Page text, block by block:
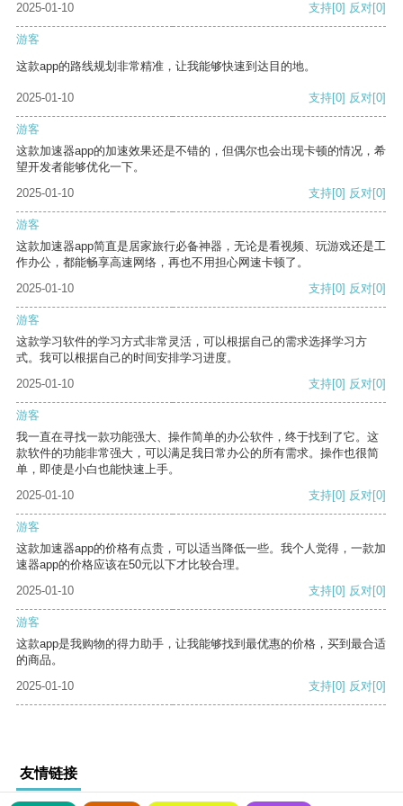
2025-01-10 支持[0] 反对[0]
游客
这款app的路线规划非常精准，让我能够快速到达目的地。
2025-01-10 支持[0] 反对[0]
游客
这款加速器app的加速效果还是不错的，但偶尔也会出现卡顿的情况，希
望开发者能够优化一下。
2025-01-10
支持[0] 反对[0]
游客
这款加速器app简直是居家旅行必备神器，无论是看视频、玩游戏还是工
作办公，都能畅享高速网络，再也不用担心网速卡顿了。
2025-01-10
支持[0] 反对[0]
游客
这款学习软件的学习方式非常灵活，可以根据自己的需求选择学习方
式。我可以根据自己的时间安排学习进度。
2025-01-10
支持[0] 反对[0]
游客
我一直在寻找一款功能强大、操作简单的办公软件，终于找到了它。这
款软件的功能非常强大，可以满足我日常办公的所有需求。操作也很简
单，即使是小白也能快速上手。
2025-01-10
支持[0] 反对[0]
游客
这款加速器app的价格有点贵，可以适当降低一些。我个人觉得，一款加
速器app的价格应该在50元以下才比较合理。
2025-01-10
支持[0] 反对[0]
游客
这款app是我购物的得力助手，让我能够找到最优惠的价格，买到最合适
的商品。
2025-01-10
支持[0] 反对[0]
友情链接